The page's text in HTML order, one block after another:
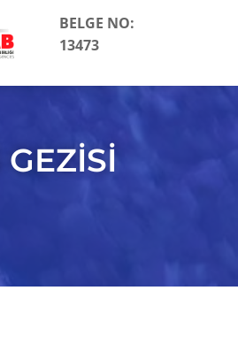
BELGE NO:
13473